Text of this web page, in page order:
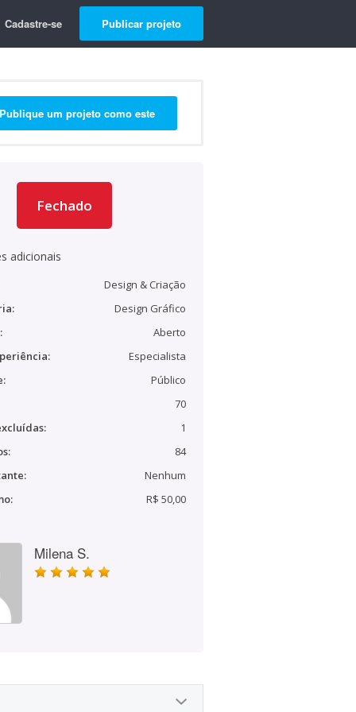
Cadastre-se Publicar projeto
Publique um projeto como este
Fechado
adicionais
Design & Criação
Design Gráfico
Aberto
Especialista
Público
70
1
84
Nenhum
R$ 50,00
Milena S.